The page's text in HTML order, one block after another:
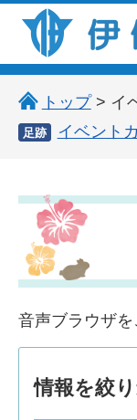
伊仙町 健康
トップ> イ
足跡 イベント
音声ブラウザを
情報を絞